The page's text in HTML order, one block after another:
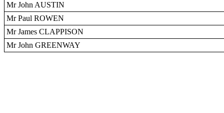
Mr John AUSTIN
Mr Paul ROWEN
Mr James CLAPPISON
Mr John GREENWAY